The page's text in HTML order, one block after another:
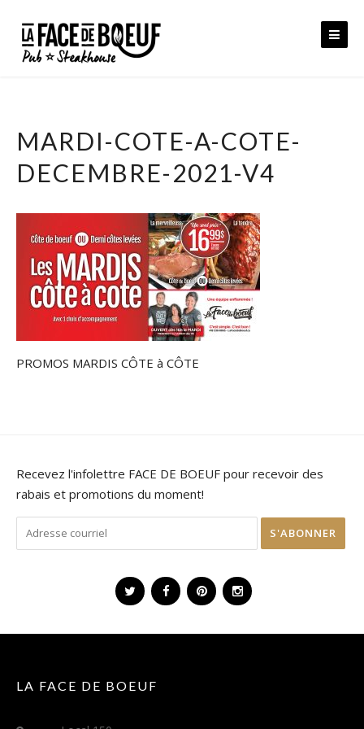
content
MARDI-COTE-A-COTE-
DECEMBRE-2021-V4
PROMOS MARDIS CÔTE à CÔTE
Recevez l'infolettre FACE DE BOEUF pour recevoir des
rabais et promotions du moment!
LA FACE DE BOEUF